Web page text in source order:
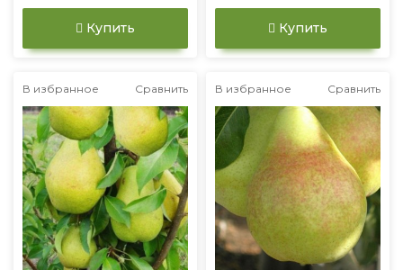
Купить Купить
В избранное Сравнить В избранное Сравнить